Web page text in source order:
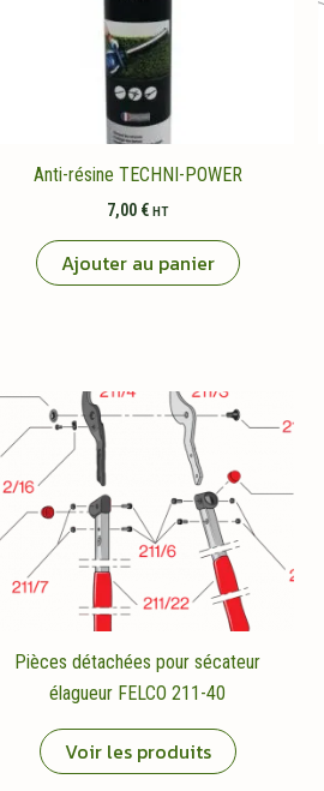
Anti-résine TECHNI-POWER
7,00 € HT
Ajouter au panier
Pièces détachées pour sécateur
élagueur FELCO 211-40
Voir les produits